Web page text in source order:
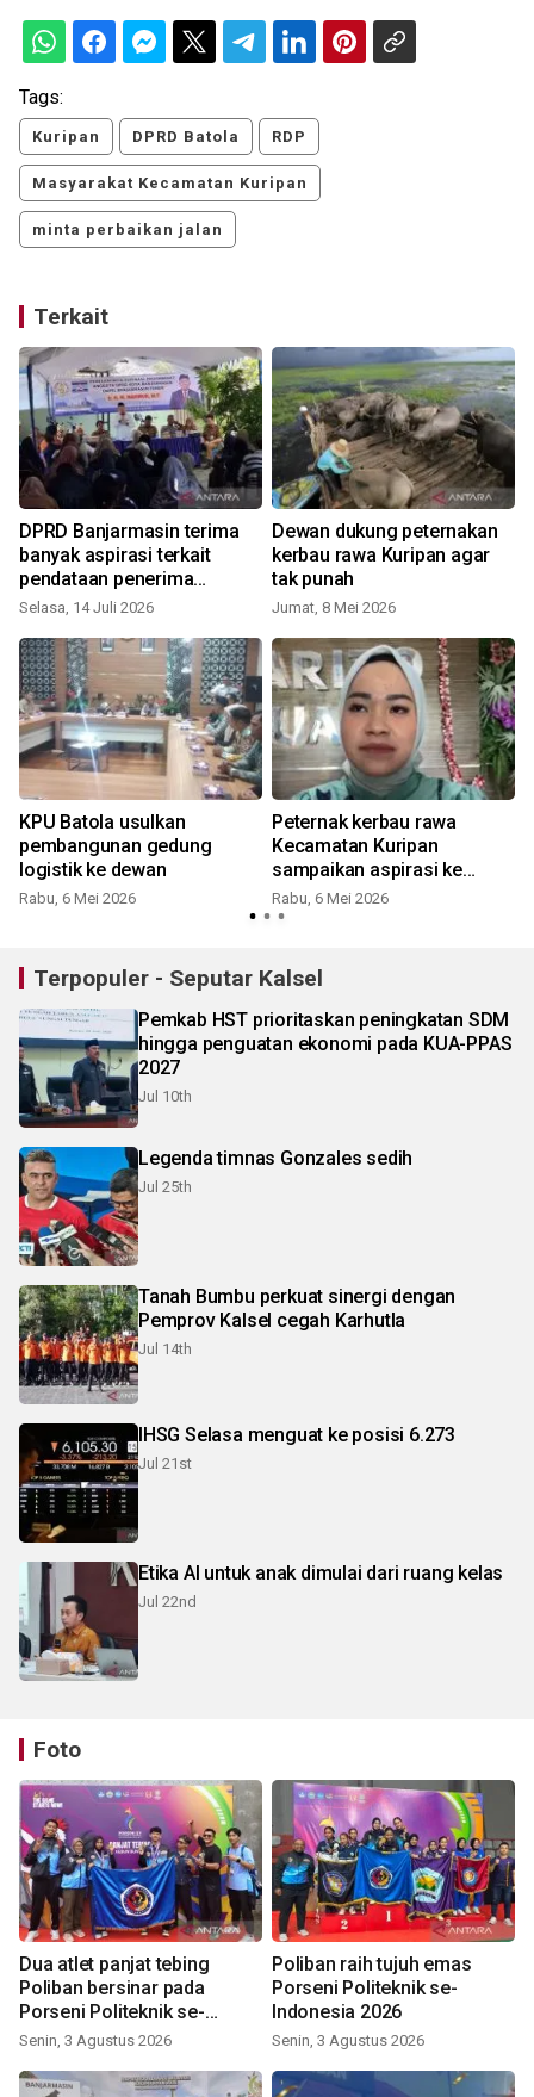
Tags:
Kuripan DPRD Batola RDP
Masyarakat Kecamatan Kuripan
minta perbaikan jalan
Terkait
DPRD Banjarmasin terima
banyak aspirasi terkait
pendataan penerima
Bansos
Selasa, 14 Juli 2026
Dewan dukung peternakan
kerbau rawa Kuripan agar
tak punah
Jumat, 8 Mei 2026
KPU Batola usulkan
pembangunan gedung
logistik ke dewan
Rabu, 6 Mei 2026
Peternak kerbau rawa
Kecamatan Kuripan
sampaikan aspirasi ke
dewan
Rabu, 6 Mei 2026
Terpopuler - Seputar Kalsel
Pemkab HST prioritaskan peningkatan SDM
hingga penguatan ekonomi pada KUA-PPAS
2027
Jul 10th
Legenda timnas Gonzales sedih
Jul 25th
Tanah Bumbu perkuat sinergi dengan
Pemprov Kalsel cegah Karhutla
Jul 14th
IHSG Selasa menguat ke posisi 6.273
Jul 21st
Etika AI untuk anak dimulai dari ruang kelas
Jul 22nd
Foto
Dua atlet panjat tebing
Poliban bersinar pada
Porseni Politeknik se-
Indonesia 2026
Senin, 3 Agustus 2026
Poliban raih tujuh emas
Porseni Politeknik se-
Indonesia 2026
Senin, 3 Agustus 2026